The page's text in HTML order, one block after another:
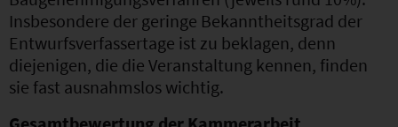
Insbesondere der geringe Bekanntheitsgrad der
Entwurfsverfassertage ist zu beklagen, denn
diejenigen, die die Veranstaltung kennen, finden
sie fast ausnahmslos wichtig.